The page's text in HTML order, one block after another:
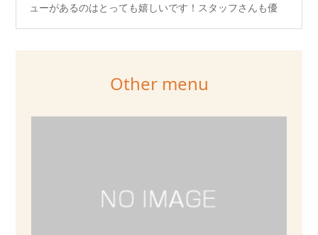
ューがあるのはとっても嬉しいです！スタッフさんも優
し…
Other menu